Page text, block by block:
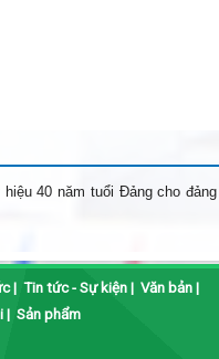
40 năm tuổi Đảng cho đảng
| Tin tức - Sự kiện| Văn bản|
| Sản phẩm